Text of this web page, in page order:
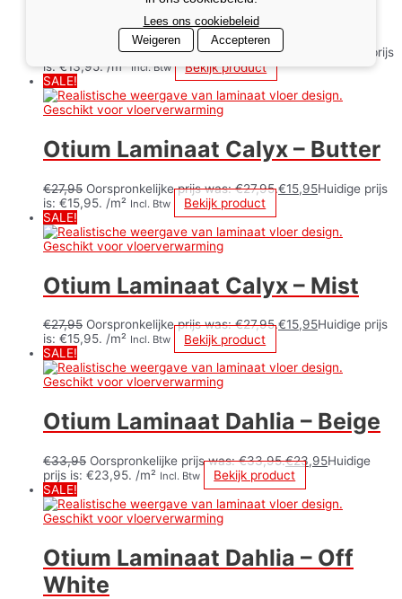
Oorspronkelijke prijs was: €23,95.
Huidige prijs
is: €13,95./m²Incl. Btw
Bekijk product
SALE!
Otium Laminaat Calyx – Butter
€27,95 Oorspronkelijke prijs was: €27,95.€15,95Huidige prijs
is: €15,95. /m² Incl. Btw
Bekijk product
SALE!
Otium Laminaat Calyx – Mist
€27,95 Oorspronkelijke prijs was: €27,95.€15,95Huidige prijs
is: €15,95. /m² Incl. Btw
Bekijk product
SALE!
Otium Laminaat Dahlia – Beige
€33,95 Oorspronkelijke prijs was: €33,95.€23,95Huidige
prijs is: €23,95. /m² Incl. Btw
Bekijk product
SALE!
Otium Laminaat Dahlia – Off
White
Lees ons cookiebeleid
Weigeren
Accepteren